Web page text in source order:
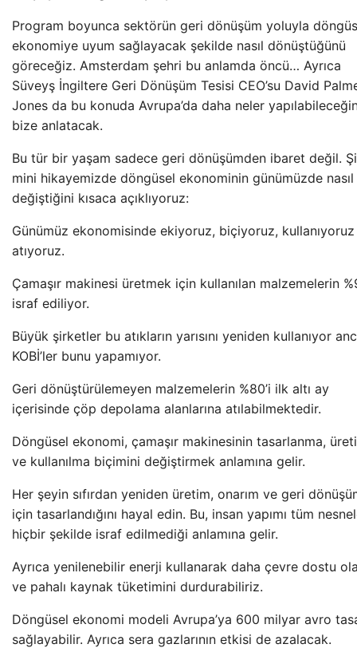
Program boyunca sektörün geri dönüşüm yoluyla
ekonomiye uyum sağlayacak şekilde nasıl dönüştüğünü
göreceğiz. Amsterdam şehri bu anlamda öncü… Ayrıca
Süveyş İngiltere Geri Dönüşüm Tesisi CEO’su David
Jones da bu konuda Avrupa’da daha neler
bize anlatacak.
Bu tür bir yaşam sadece geri dönüşümden ibaret değil.
mini hikayemizde döngüsel ekonominin günümüzde nasıl
değiştiğini kısaca açıklıyoruz:
Günümüz ekonomisinde ekiyoruz, biçiyoruz,
atıyoruz.
Çamaşır makinesi üretmek için kullanılan malzemelerin
israf ediliyor.
Büyük şirketler bu atıkların yarısını yeniden kullanıyor
KOBİ’ler bunu yapamıyor.
Geri dönüştürülemeyen malzemelerin %80’i ilk altı ay
içerisinde çöp depolama alanlarına atılabilmektedir.
Döngüsel ekonomi, çamaşır makinesinin tasarlanma,
ve kullanılma biçimini değiştirmek anlamına gelir.
Her şeyin sıfırdan yeniden üretim, onarım ve geri
için tasarlandığını hayal edin. Bu, insan yapımı tüm
hiçbir şekilde israf edilmediği anlamına gelir.
Ayrıca yenilenebilir enerji kullanarak daha çevre dostu
ve pahalı kaynak tüketimini durdurabiliriz.
Döngüsel ekonomi modeli Avrupa’ya 600 milyar avro
sağlayabilir. Ayrıca sera gazlarının etkisi de azalacak.